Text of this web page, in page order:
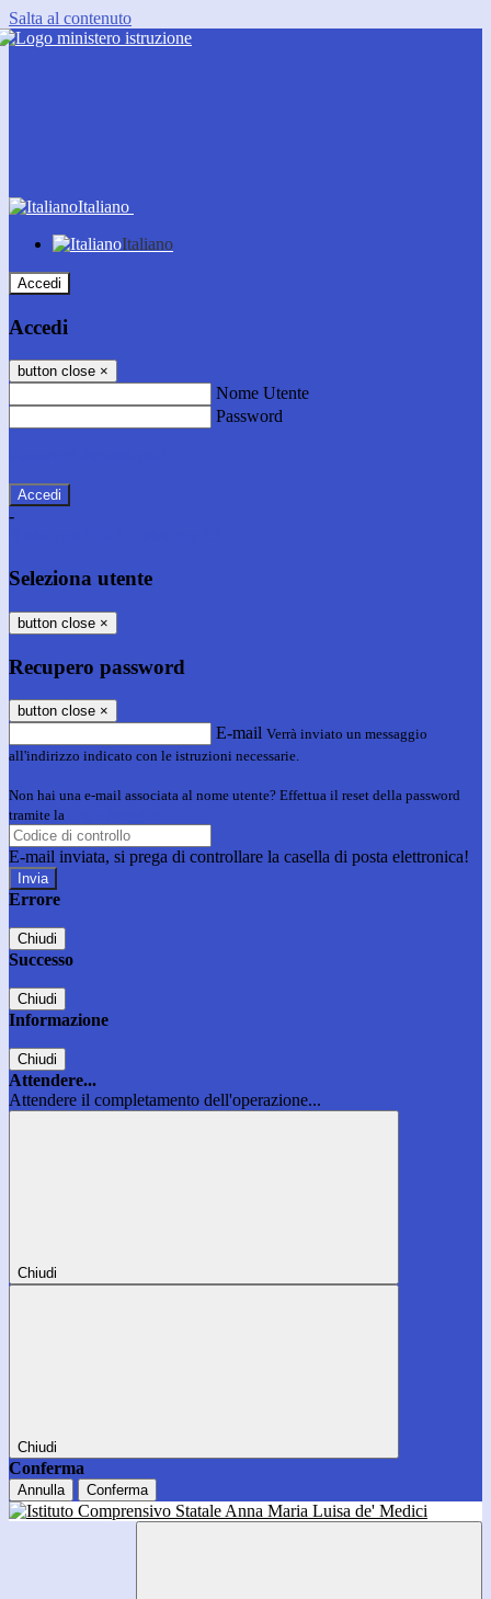
Salta al contenuto
Italiano
Italiano
Accedi
Accedi
button close ×
Nome Utente
Password
-
Seleziona utente
button close ×
Recupero password
button close ×
E-mail Verrà inviato un messaggio
all'indirizzo indicato con le istruzioni necessarie.
Non hai una e-mail associata al nome utente? Effettua il reset della password
tramite la
E-mail inviata, si prega di controllare la casella di posta elettronica!
Errore
Chiudi
Successo
Chiudi
Informazione
Chiudi
Attendere...
Attendere il completamento dell'operazione...
Chiudi
Chiudi
Conferma
Annulla Conferma